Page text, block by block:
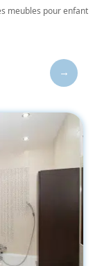
meubles pour enfant